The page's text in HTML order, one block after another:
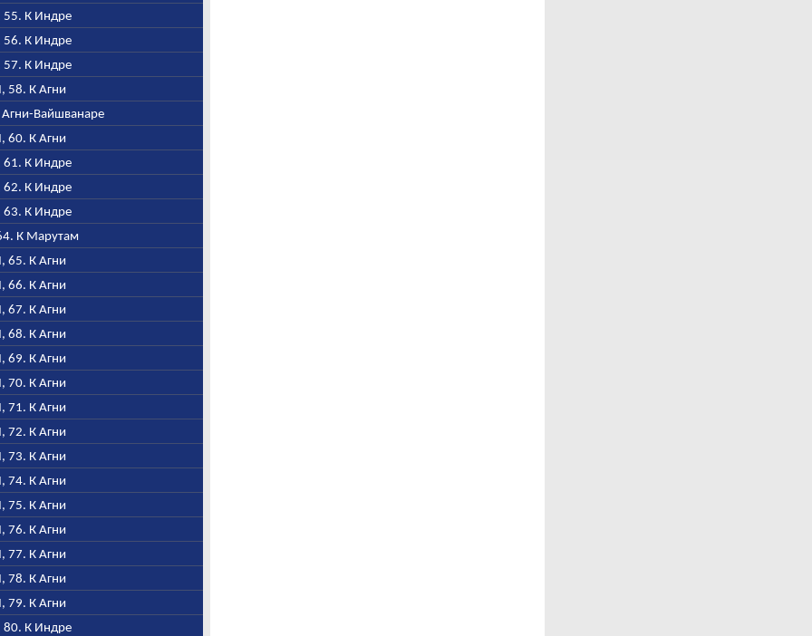
55. К Индре
56. К Индре
57. К Индре
I, 58. К Агни
Вайшванаре
I, 60. К Агни
61. К Индре
62. К Индре
63. К Индре
К Марутам
I, 65. К Агни
I, 66. К Агни
I, 67. К Агни
I, 68. К Агни
I, 69. К Агни
I, 70. К Агни
I, 71. К Агни
I, 72. К Агни
I, 73. К Агни
I, 74. К Агни
I, 75. К Агни
I, 76. К Агни
I, 77. К Агни
I, 78. К Агни
I, 79. К Агни
80. К Индре